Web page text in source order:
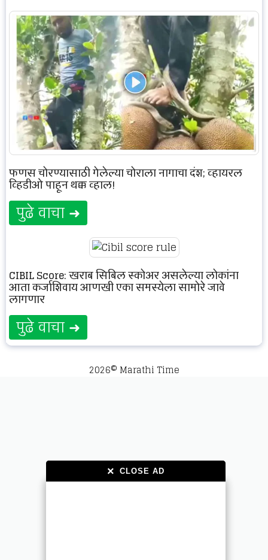
× CLOSE AD
× CLOSE AD
फणस चोरण्यासाठी गेलेल्या चोराला नागाचा दंश; व्हायरल
व्हिडीओ पाहून थक्क व्हाल!
पुढे वाचा ➜
CIBIL Score: खराब सिबिल स्कोअर असलेल्या लोकांना
आता कर्जाशिवाय आणखी एका समस्येला सामोरे जावे
लागणार
पुढे वाचा ➜
2026© Marathi Time